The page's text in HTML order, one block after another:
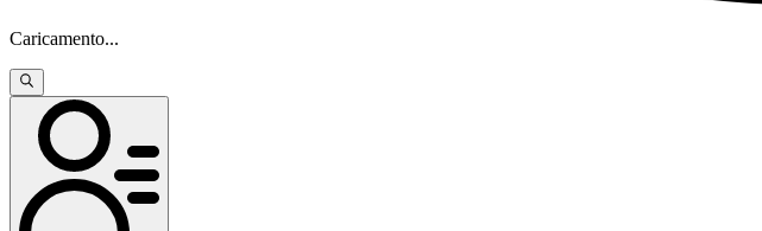
Caricamento...